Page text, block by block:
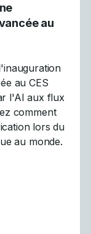
au
au CES
l'AI aux flux
comment
lors du
au monde.
à la vitrine